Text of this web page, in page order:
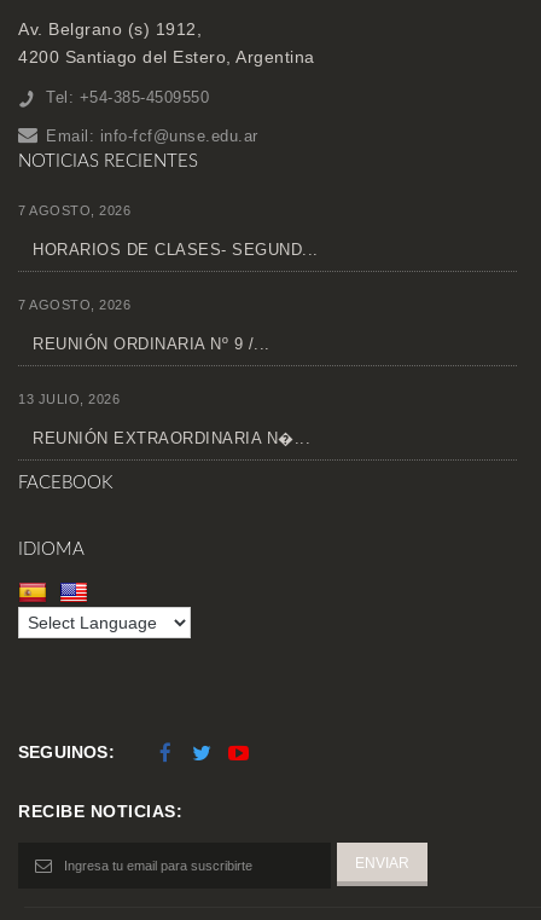
Av. Belgrano (s) 1912,
4200 Santiago del Estero, Argentina
Tel: +54-385-4509550
Email: info-fcf@unse.edu.ar
NOTICIAS RECIENTES
7 AGOSTO, 2026
HORARIOS DE CLASES- SEGUND...
7 AGOSTO, 2026
REUNIÓN ORDINARIA Nº 9 /...
13 JULIO, 2026
REUNIÓN EXTRAORDINARIA N�...
FACEBOOK
IDIOMA
SEGUINOS:
RECIBE NOTICIAS: